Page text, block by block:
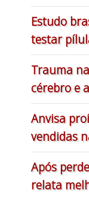
Estudo
testar
Trauma
cérebro e
Anvisa
vendidas
Após
relata